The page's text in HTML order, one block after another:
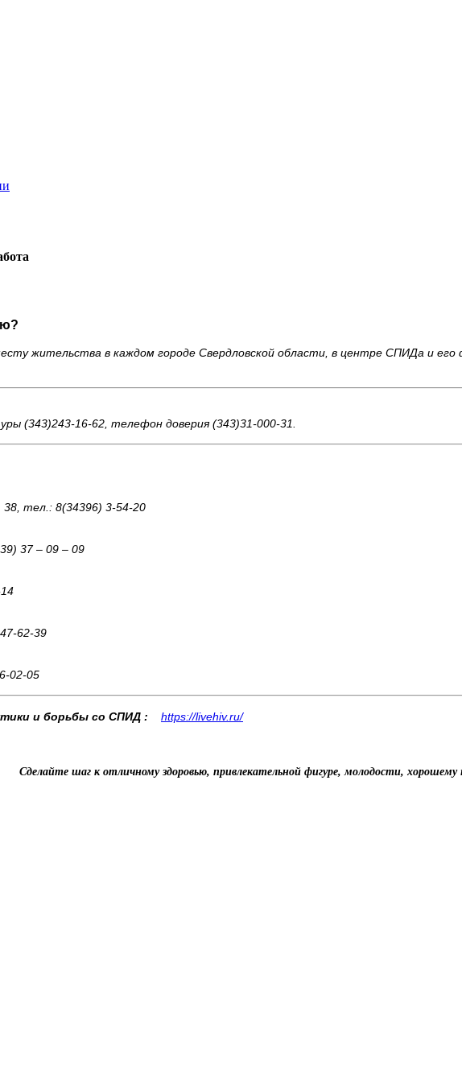
жительства в каждом городе Свердловской области, в центре СПИДа и его
(343)243-16-62, телефон доверия (343)31-000-31.
38, тел.: 8(34396) 3-54-20
37 – 09 – 09
62-39
02-05
и борьбы со СПИД : https://livehiv.ru/
Сделайте шаг к отличному здоровью, привлекательной фигуре, молодости,